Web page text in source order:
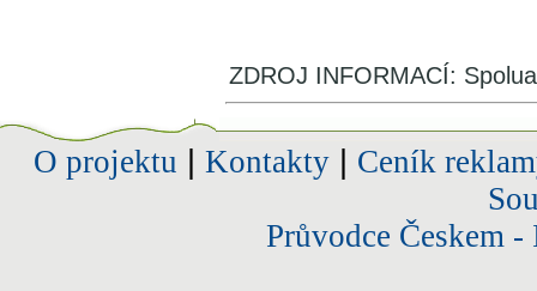
ZDROJ INFORMACÍ:
O projektu Kontakty| Ceník
Průvodce Českem